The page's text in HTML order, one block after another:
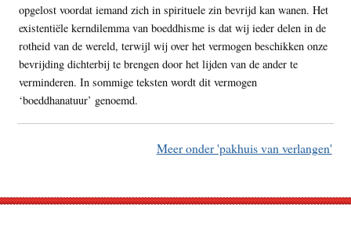
opgelost voordat iemand zich in spirituele zin bevrijd kan wanen. Het
existentiële kerndilemma van boeddhisme is dat wij ieder delen in de
rotheid van de wereld, terwijl wij over het vermogen beschikken onze
bevrijding dichterbij te brengen door het lijden van de ander te
verminderen. In sommige teksten wordt dit vermogen
‘boeddhanatuur’ genoemd.
Meer onder 'pakhuis van verlangen'